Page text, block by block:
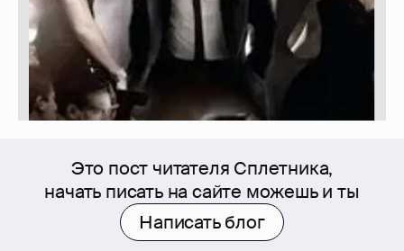
Это пост читателя Сплетника,
начать писать на сайте можешь и ты
Написать блог